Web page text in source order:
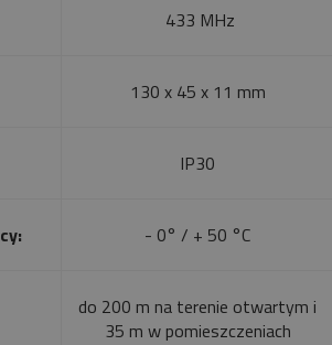
433 MHz
130 x 45 x 11 mm
IP30
- 0° / + 50 °C
do 200 m na terenie otwartym i
35 m w pomieszczeniach